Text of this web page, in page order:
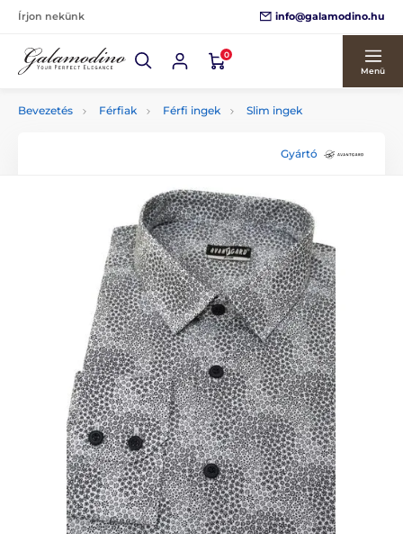
Írjon nekünk info@galamodino.hu
0
Menü
Bevezetés Férfiak Férfi ingek Slim ingek
Gyártó